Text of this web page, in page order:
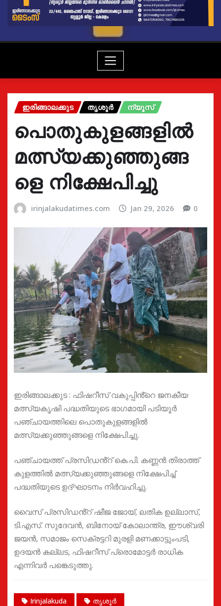
ഇരിങ്ങാലക്കുട തൃശൂർ ന്യൂസ്
പൊതുകുളങ്ങളിൽ
മത്സ്യക്കുഞ്ഞുങ്ങ
ളെ നിക്ഷേപിച്ചു
irinjalakudatimes.com Jan 29, 2026 0
ഇരിങ്ങാലക്കുട : ഫിഷറീസ് വകുപ്പിൻ്റെ ജനകീയ
മത്സ്യകൃഷി പദ്ധതിയുടെ ഭാഗമായി പടിയൂർ
പഞ്ചായത്തിലെ പൊതുകുളങ്ങളിൽ
മത്സ്യക്കുഞ്ഞുങ്ങളെ നിക്ഷേപിച്ചു.
പഞ്ചായത്ത് പ്രസിഡൻ്റ് കെ.പി. കണ്ണൻ തിരാത്ത്
കുളത്തിൽ മത്സ്യക്കുഞ്ഞുങ്ങളെ നിക്ഷേപിച്ച്
പദ്ധതിയുടെ ഉദ്ഘാടനം നിർവഹിച്ചു.
വൈസ് പ്രസിഡൻ്റ് ഷീജ ജോയ്, ലതിക ഉല്ലാസ്,
ടി.എസ്. സുദേവൻ, ബിനോയ് കോലാന്ത്ര, ഈശ്വരി
ജയൻ, സമാജം സെക്രട്ടറി മുരളി മണക്കാട്ടുംപടി,
ഉദയൻ കല്ലട, ഫിഷറീസ് പ്രൊമോട്ടർ രാധിക
എന്നിവർ പങ്കെടുത്തു.
Irinjalakuda തൃശൂർ